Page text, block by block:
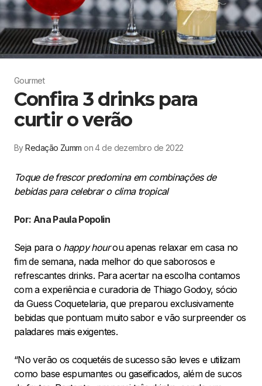
Gourmet
Confira 3 drinks para
curtir o verão
By Redação Zumm on 4 de dezembro de 2022
Toque de frescor predomina em combinações de
bebidas para celebrar o clima tropical
Por: Ana Paula Popolin
Seja para o happy hourou apenas relaxar em casa no
fim de semana, nada melhor do que saborosos e
refrescantes drinks. Para acertar na escolha contamos
com a experiência e curadoria de Thiago Godoy, sócio
da Guess Coquetelaria, que preparou exclusivamente
bebidas que pontuam muito sabor e vão surpreender os
paladares mais exigentes.
“No verão os coquetéis de sucesso são leves e utilizam
como base espumantes ou gaseificados, além de sucos